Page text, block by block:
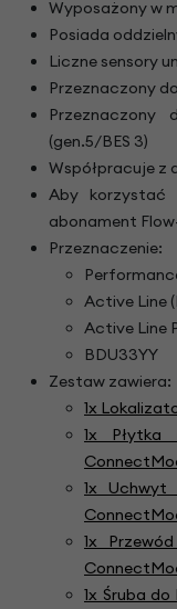
Wyposażony w
Posiada
Liczne sensory
Przeznaczony
Przeznaczony
(gen.5/BES 3)
Współpracuje z
Aby korzystać
abonament
Przeznaczenie:
Active Line
Active Line
BDU33YY
Zestaw zawiera:
1x
1x Płytka
1x Uchwyt
1x
1x Śruba